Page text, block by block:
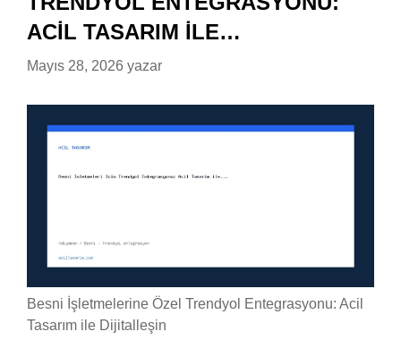
ACIL TASARIM ILE…
Mayıs 28, 2026 yazar
Besni İşletmelerine Özel Trendyol Entegrasyonu: Acil
Tasarım ile Dijitalleşin